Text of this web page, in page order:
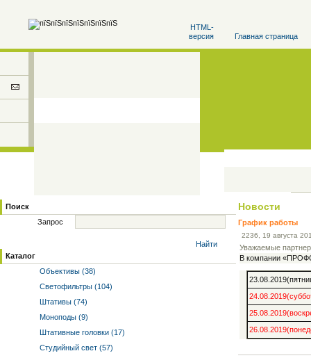
HTML-
версия
Главная страница
Поиск
Запрос
Найти
Каталог
Объективы (38)
Светофильтры (104)
Штативы (74)
Моноподы (9)
Штативные головки (17)
Студийный свет (57)
Новости
График работы
2236 , 19 августа
Уважаемые
В компании